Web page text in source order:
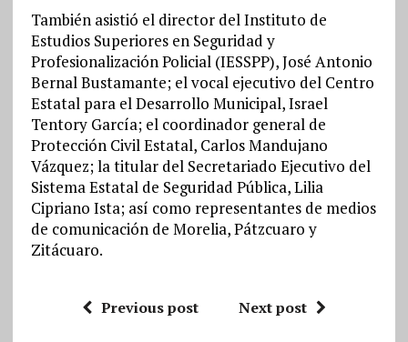
También asistió el director del Instituto de
Estudios Superiores en Seguridad y
Profesionalización Policial (IESSPP), José Antonio
Bernal Bustamante; el vocal ejecutivo del Centro
Estatal para el Desarrollo Municipal, Israel
Tentory García; el coordinador general de
Protección Civil Estatal, Carlos Mandujano
Vázquez; la titular del Secretariado Ejecutivo del
Sistema Estatal de Seguridad Pública, Lilia
Cipriano Ista; así como representantes de medios
de comunicación de Morelia, Pátzcuaro y
Zitácuaro.
Previous post Next post